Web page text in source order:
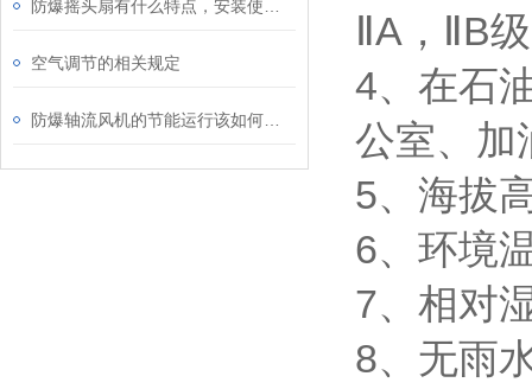
空气调节的相关规定
ⅡA，ⅡB
4、在石
公室、加
5、海拔
6、环境
7、相对
8、无雨